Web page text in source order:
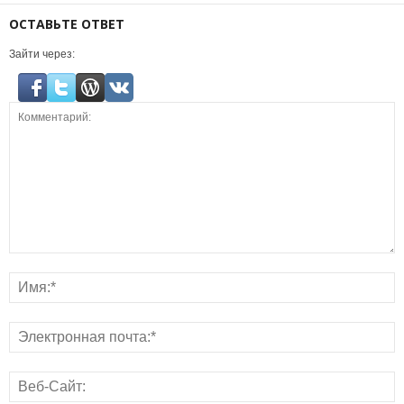
ОСТАВЬТЕ ОТВЕТ
Зайти через: